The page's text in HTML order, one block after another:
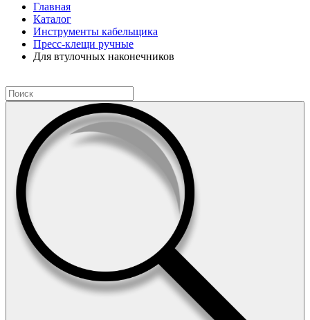
Главная
Каталог
Инструменты кабельщика
Пресс-клещи ручные
Для втулочных наконечников